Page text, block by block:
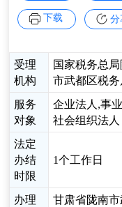
下载 分
受理
机构
国家税务总
市武都区税务
服务
对象
企业法人,事
社会组织法人
法定
办结
时限
1个工作日
办理
甘肃省陇南